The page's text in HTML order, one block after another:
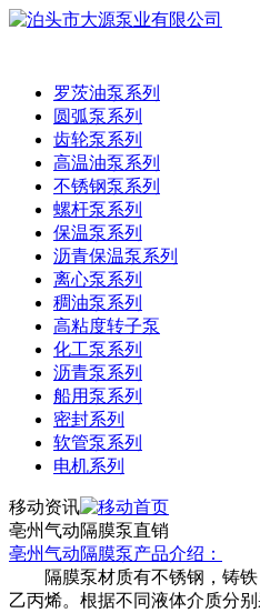
罗茨油泵系列
圆弧泵系列
齿轮泵系列
高温油泵系列
不锈钢泵系列
螺杆泵系列
保温泵系列
沥青保温泵系列
离心泵系列
稠油泵系列
高粘度转子泵
化工泵系列
沥青泵系列
船用泵系列
密封系列
软管泵系列
电机系列
移动资讯
亳州气动隔膜泵直销
亳州气动隔膜泵产品介绍：
隔膜泵材质有不锈钢，铸
乙丙烯。根据不同液体介质分